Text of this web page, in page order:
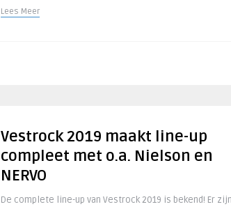
Lees Meer
Vestrock 2019 maakt line-up
compleet met o.a. Nielson en
NERVO
De complete line-up van Vestrock 2019 is bekend! Er zijn